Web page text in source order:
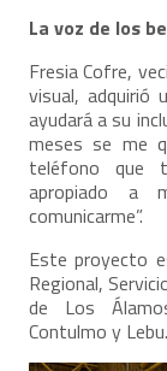
La voz de los
Fresia Cofre,
visual, adquirió
ayudará a su
meses se me
teléfono que
apropiado a
comunicarme”.
Este proyecto
Regional,
de Los
Contulmo y Lebu.